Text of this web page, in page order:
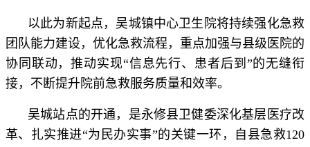
以此为新起点，吴城镇中心卫生院将持续强化急救
团队能力建设，优化急救流程，重点加强与县级医院的
协同联动，推动实现“信息先行、患者后到”的无缝衔
接，不断提升院前急救服务质量和效率。
吴城站点的开通，是永修县卫健委深化基层医疗改
革、扎实推进“为民办实事”的关键一环，自县急救120